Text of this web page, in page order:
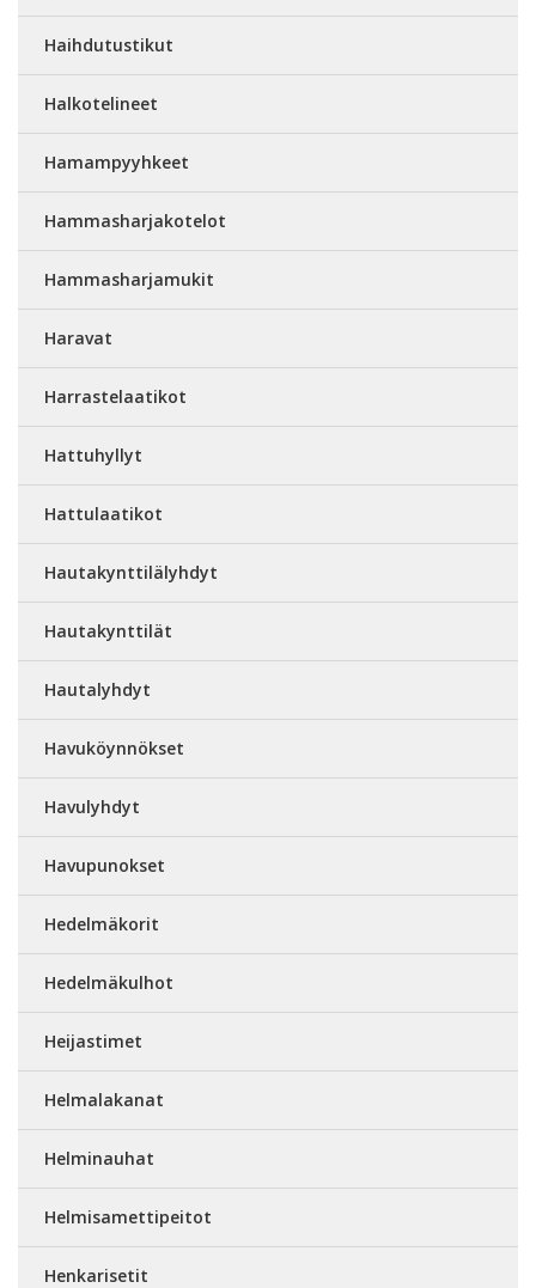
Haihdutustikut
Halkotelineet
Hamampyyhkeet
Hammasharjakotelot
Hammasharjamukit
Haravat
Harrastelaatikot
Hattuhyllyt
Hattulaatikot
Hautakynttilälyhdyt
Hautakynttilät
Hautalyhdyt
Havuköynnökset
Havulyhdyt
Havupunokset
Hedelmäkorit
Hedelmäkulhot
Heijastimet
Helmalakanat
Helminauhat
Helmisamettipeitot
Henkarisetit